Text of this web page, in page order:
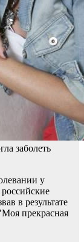
заболеть
у
в результате
прекрасная